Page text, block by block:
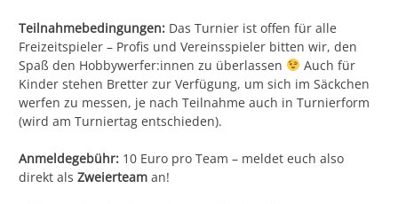
Teilnahmebedingungen: Das Turnier ist offen für alle
Freizeitspieler – Profis und Vereinsspieler bitten wir, den
Spaß den Hobbywerfer:innen zu überlassen
Auch für
Kinder stehen Bretter zur Verfügung, um sich im Säckchen
werfen zu messen, je nach Teilnahme auch in Turnierform
(wird am Turniertag entschieden).
Anmeldegebühr: 10 Euro pro Team – meldet euch also
direkt als Zweierteam an!